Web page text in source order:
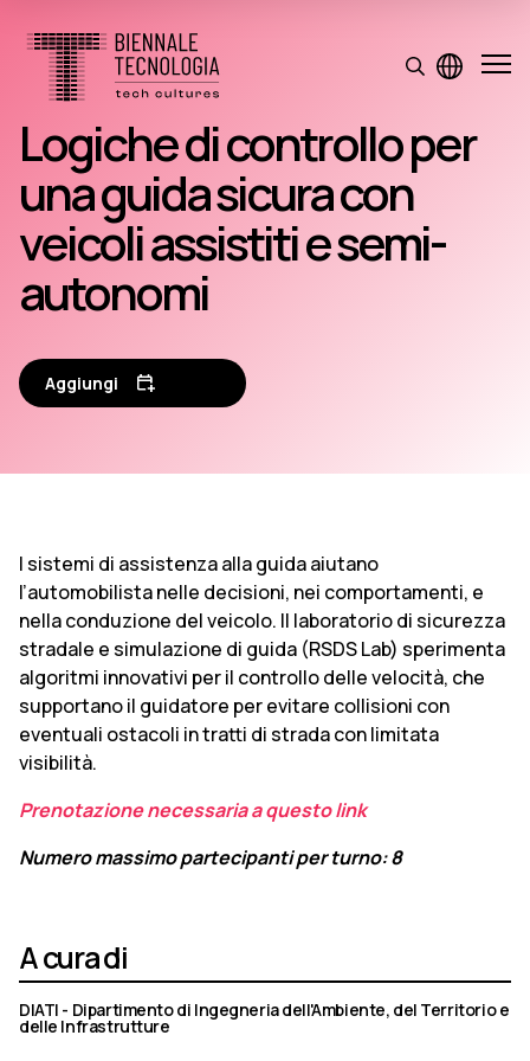
Logiche di controllo per
una guida sicura con
veicoli assistiti e semi­
autonomi
Aggiungi
I sistemi di assistenza alla guida aiutano
l’automobilista nelle deci­sioni, nei comportamenti, e
nella conduzione del veicolo. Il laboratorio di sicurezza
stradale e simu­lazione di guida (RSDS Lab) spe­rimenta
algoritmi innovativi per il controllo delle velocità, che
suppor­tano il guidatore per evitare colli­sioni con
eventuali ostacoli in tratti di strada con limitata
visibilità.
Prenotazione necessaria a questo link
Numero massimo partecipanti per turno: 8
A cura di
DIATI - Dipartimento di Ingegneria dell'Ambiente, del Territorio e
delle Infrastrutture